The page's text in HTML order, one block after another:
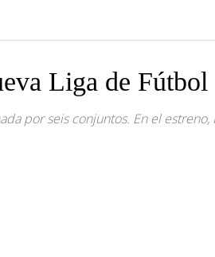
Liga de
por seis conjuntos. En el estreno,